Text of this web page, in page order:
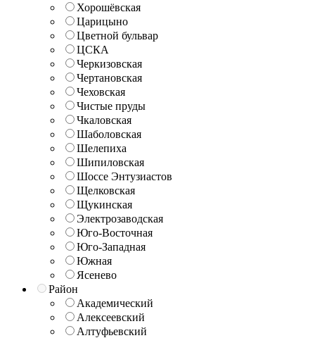
Хорошёвская
Царицыно
Цветной бульвар
ЦСКА
Черкизовская
Чертановская
Чеховская
Чистые пруды
Чкаловская
Шаболовская
Шелепиха
Шипиловская
Шоссе Энтузиастов
Щелковская
Щукинская
Электрозаводская
Юго-Восточная
Юго-Западная
Южная
Ясенево
Район
Академический
Алексеевский
Алтуфьевский